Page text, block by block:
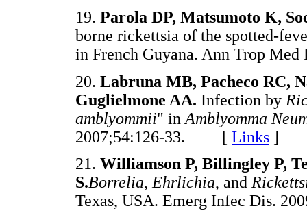
19. Parola DP, Matsumoto K,
borne rickettsia of the spotted-
in French Guyana. Ann Trop
20. Labruna MB, Pacheco RC,
Guglielmone AA. Infection by
amblyommii" in Amblyomma
2007;54:126-33. [ Links ]
21. Williamson P, Billingley P,
S.Borrelia,Ehrlichia, and
Texas, USA. Emerg Infec Dis.